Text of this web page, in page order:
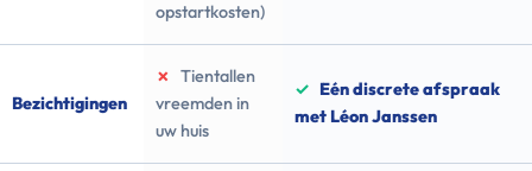
opstartkosten)
Bezichtigingen
✗
Tientallen
vreemden in
uw huis
✓ Eén discrete afspraak
met Léon Janssen